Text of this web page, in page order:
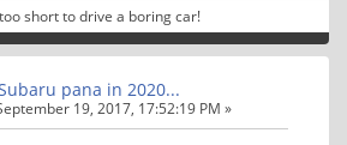
short to drive a boring car!
pana in 2020...
19, 2017, 17:52:19 PM »